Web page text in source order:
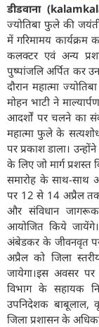
डीडवाना
ज्योतिबा फुले की जयंती
में गरिमामय
कलक्टर एवं अन्य
पुष्पांजलि अर्पित कर
दौरान महात्मा
मोहन भाटी ने
आदर्शों पर चलने का
महात्मा फुले के
पर प्रकाश डाला।
के लिए जो मार्ग
समारोह के साथ-साथ
पर 12 से 14 अप्रैल तक
और संविधान
आयोजित किये
अंबेडकर के जीवनवृत
अप्रैल को जिला
जायेगा।इस अवसर
विभाग के सहायक
उपनिदेशक बाबूलाल,
जिला प्रशासन के